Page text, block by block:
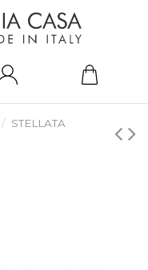
STELLATA